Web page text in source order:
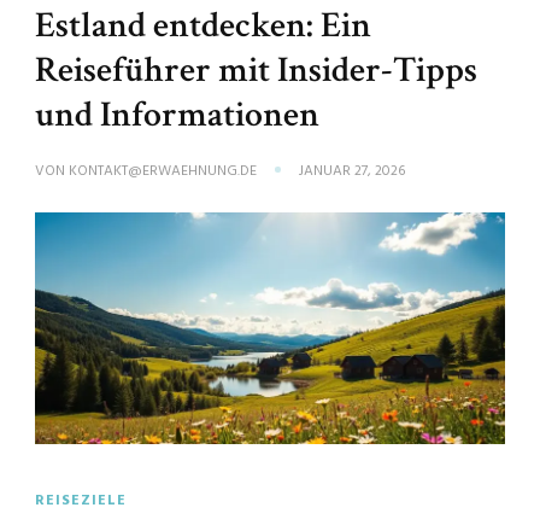
Estland entdecken: Ein
Reiseführer mit Insider-Tipps
und Informationen
VON KONTAKT@ERWAEHNUNG.DE JANUAR 27, 2026
REISEZIELE